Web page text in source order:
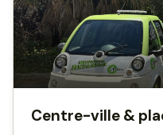
Centre-ville &